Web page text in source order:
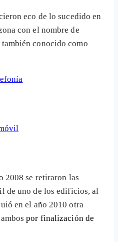
eco de lo sucedido en
con el nombre de
conocido como
2008 se retiraron las
de uno de los edificios, al
en el año 2010 otra
por finalización de